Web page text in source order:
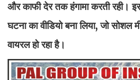
और काफी देर तक हंगामा करती रही।
घटना का वीडियो बना लिया, जो सोशल
वायरल हो रहा है।